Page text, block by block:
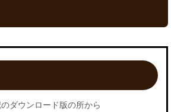
ダウンロード版の所から